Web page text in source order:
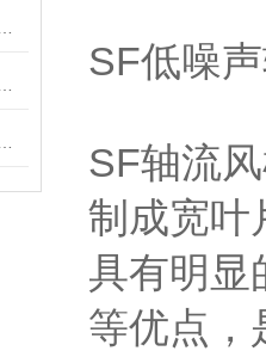
SF低噪
SF轴流
制成宽叶
具有明显
等优点，